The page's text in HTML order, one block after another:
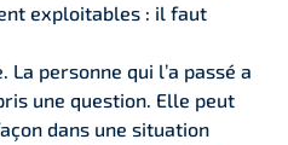
exploitables : il faut
La personne qui l’a passé a
une question. Elle peut
dans une situation